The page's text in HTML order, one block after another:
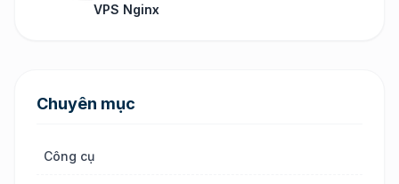
VPS Nginx
Chuyên mục
Công cụ